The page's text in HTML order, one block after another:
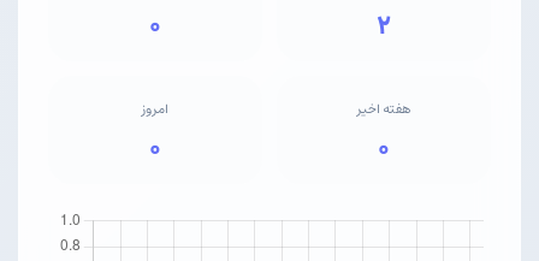
۲ ۰
هفته اخیر
۰
امروز
۰